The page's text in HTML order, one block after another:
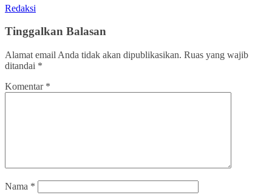
Redaksi
Tinggalkan Balasan
Alamat email Anda tidak akan dipublikasikan. Ruas yang wajib
ditandai *
Komentar *
Nama *